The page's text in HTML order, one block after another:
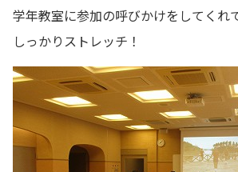
学年教室に参加の呼びかけをしてくれ
しっかりストレッチ！